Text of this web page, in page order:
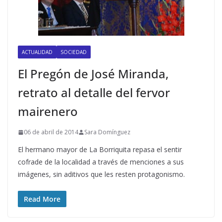
ACTUALIDAD SOCIEDAD
El Pregón de José Miranda,
retrato al detalle del fervor
mairenero
06 de abril de 2014 Sara Domínguez
El hermano mayor de La Borriquita repasa el sentir
cofrade de la localidad a través de menciones a sus
imágenes, sin aditivos que les resten protagonismo.
Read More